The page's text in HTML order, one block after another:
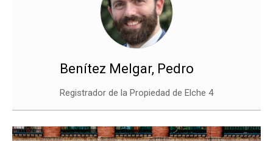
Benítez Melgar, Pedro
Registrador de la Propiedad de Elche 4